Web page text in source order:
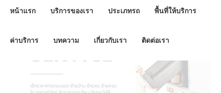
หน้าแรก บริการของเรา ประเภทรถ พื้นที่ให้บริการ
ค่าบริการ บทความ เกี่ยวกับเรา ติดต่อเรา